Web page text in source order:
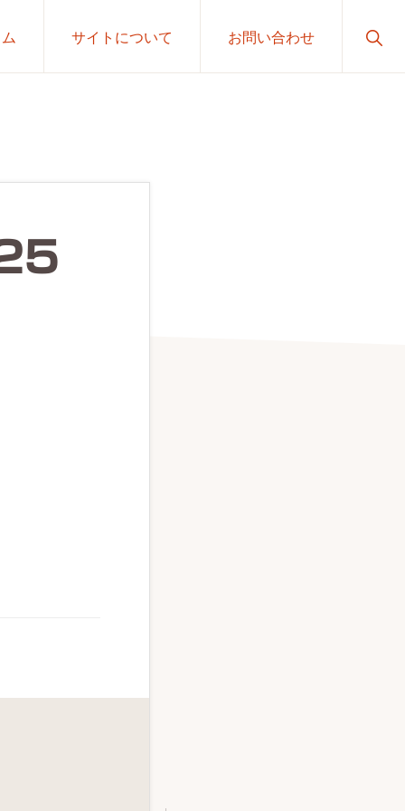
サイトについて お問い合わせ